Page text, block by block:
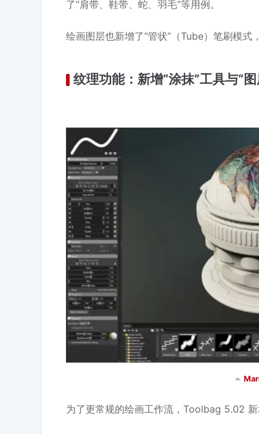
了“肩带、鞋带、蛇、羽毛”等用例。
绘画图层也新增了“管状”（Tube）笔刷模式
纹理功能：新增“涂抹”工具与“
为了更常规的绘画工作流，Toolbag 5.02 新